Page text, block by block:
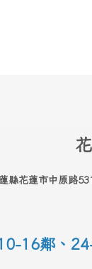
花
縣花蓮市中原路
16鄰、